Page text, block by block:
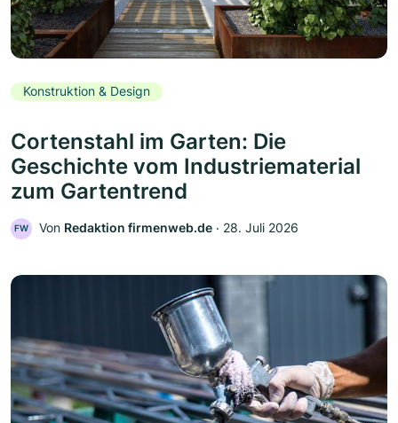
Konstruktion & Design
Cortenstahl im Garten: Die
Geschichte vom Industriematerial
zum Gartentrend
FW Von Redaktion firmenweb.de ‧ 28. Juli 2026